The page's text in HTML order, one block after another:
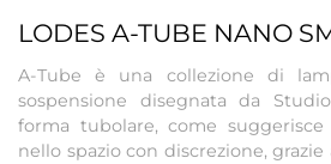
LODES A-TUBE NANO
A-Tube è una collezione di
sospensione disegnata da
forma tubolare, come
nello spazio con discrezione, grazie